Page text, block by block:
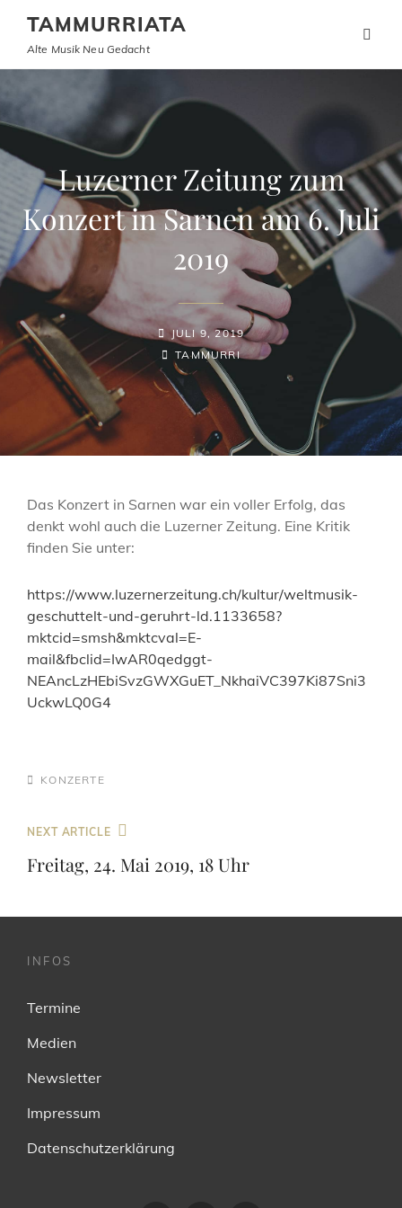
TAMMURRIATA
Alte Musik Neu Gedacht
Luzerner Zeitung zum
Konzert in Sarnen am 6. Juli
2019
POSTED-
ON
JULI 9, 2019
BY
LINE
BYLINE
TAMMURRI
Das Konzert in Sarnen war ein voller Erfolg, das
denkt wohl auch die Luzerner Zeitung. Eine Kritik
finden Sie unter:
https://www.luzernerzeitung.ch/kultur/weltmusik-
geschuttelt-und-geruhrt-ld.1133658?
mktcid=smsh&mktcval=E-
mail&fbclid=IwAR0qedggt-
NEAncLzHEbiSvzGWXGuET_NkhaiVC397Ki87Sni3
UckwLQ0G4
CATEGORIES
KONZERTE
Beitragsnavigation
Next
Post
NEXT ARTICLE
Freitag, 24. Mai 2019, 18 Uhr
INFOS
Termine
Medien
Newsletter
Impressum
Datenschutzerklärung